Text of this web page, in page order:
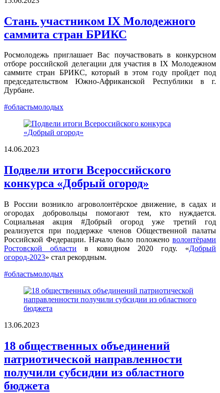
Стань участником IX Молодежного
саммита стран БРИКС
Росмолодежь приглашает Вас поучаствовать в конкурсном
отборе российской делегации для участия в IX Молодежном
саммите стран БРИКС, который в этом году пройдет под
председательством Южно-Африканской Республики в г.
Дурбане.
#областьмолодых
14.06.2023
Подвели итоги Всероссийского
конкурса «Добрый огород»
В России возникло агроволонтёрское движение, в садах и
огородах добровольцы помогают тем, кто нуждается.
Социальная акция #Добрый огород уже третий год
реализуется при поддержке членов Общественной палаты
Российской Федерации. Начало было положено волонтёрами
Ростовской области в ковидном 2020 году. «Добрый
огород-2023» стал рекордным.
#областьмолодых
13.06.2023
18 общественных объединений
патриотической направленности
получили субсидии из областного
бюджета